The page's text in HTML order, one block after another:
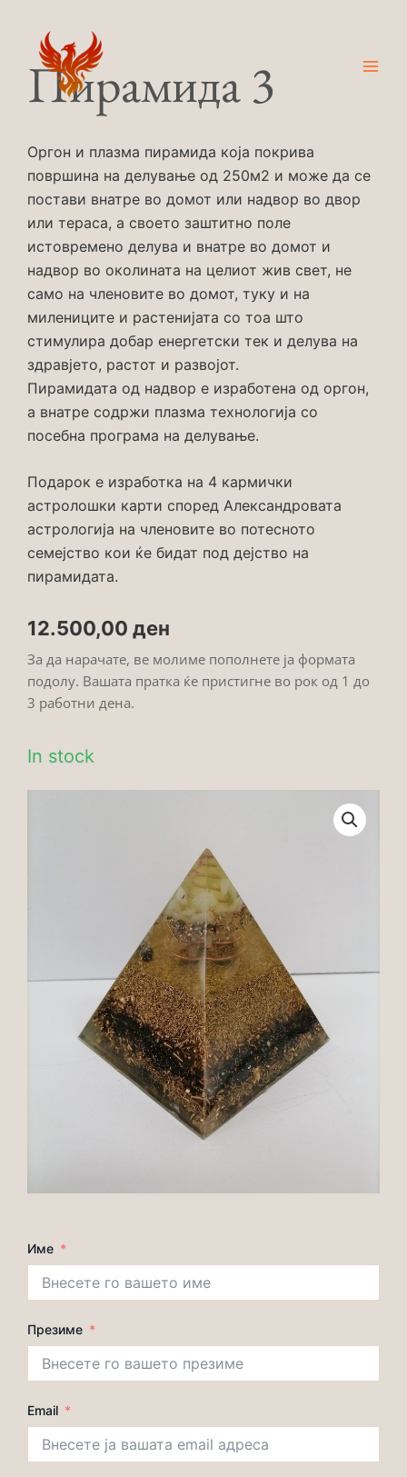
contentПирамида 3
Оргон и плазма пирамида која покрива
површина на делување од 250м2 и може да се
постави внатре во домот или надвор во двор
или тераса, а своето заштитно поле
истовремено делува и внатре во домот и
надвор во околината на целиот жив свет, не
само на членовите во домот, туку и на
милениците и растенијата со тоа што
стимулира добар енергетски тек и делува на
здравјето, растот и развојот.
Пирамидата од надвор е изработена од оргон,
а внатре содржи плазма технологија со
посебна програма на делување.
Подарок е изработка на 4 кармички
астролошки карти според Александровата
астрологија на членовите во потесното
семејство кои ќе бидат под дејство на
пирамидата.
12.500,00 ден
За да нарачате, ве молиме пополнете ја формата
подолу. Вашата пратка ќе пристигне во рок од 1 до
3 работни дена.
In stock
Име
Презиме
Email